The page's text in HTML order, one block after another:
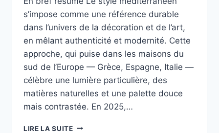
s’impose comme une référence durable
dans l’univers de la décoration et de l’art,
en mêlant authenticité et modernité. Cette
approche, qui puise dans les maisons du
sud de l’Europe — Grèce, Espagne, Italie —
célèbre une lumière particulière, des
matières naturelles et une palette douce
mais contrastée. En 2025,…
LIRE LA SUITEART